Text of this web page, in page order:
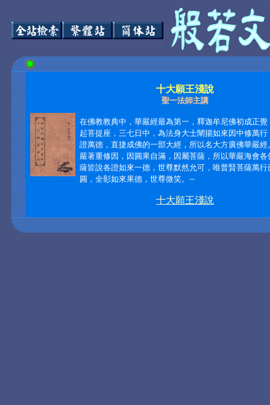
十大願王淺說
聖一法師主講
在佛教教典中，華嚴經最為第一，釋迦牟尼佛初成正覺
起菩提座，三七日中，為法身大士闡揚如來因中修萬行
證萬德，直捷成佛的一部大經，所以名大方廣佛華嚴經
嚴著重修因，因圓果自滿，因屬菩薩，所以華嚴海會各
薩皆說各證如來一德，世尊默然允可，唯普賢菩薩萬行
圓，全彰如來果德，世尊微笑。‧‧‧
十大願王淺說